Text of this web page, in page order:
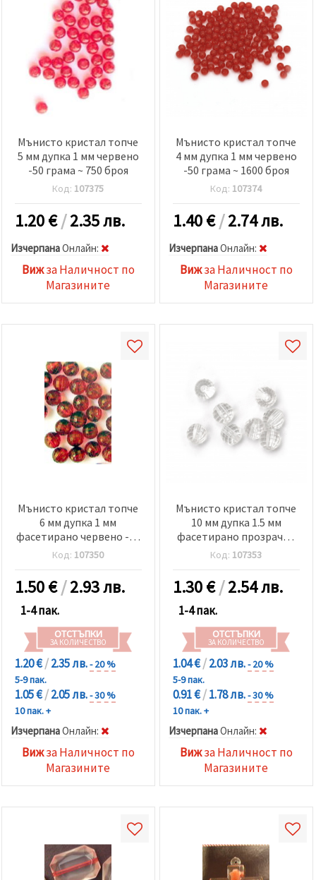
Мънисто кристал топче
5 мм дупка 1 мм червено
-50 грама ~ 750 броя
Код: 107375
1.20€/2.35 лв.
ИзчерпанаOнлайн:
Вижза Наличност по
Магазините
Мънисто кристал топче
4 мм дупка 1 мм червено
-50 грама ~ 1600 броя
Код: 107374
1.40€/2.74 лв.
ИзчерпанаOнлайн:
Вижза Наличност по
Магазините
Мънисто кристал топче
6 мм дупка 1 мм
фасетирано червено -50
грама ~ 445 броя
Код: 107350
1.50€/2.93 лв.
1-4 пак.
ОТСТЪПКИ
ЗА КОЛИЧЕСТВО
1.20 €/2.35 лв.- 20 %
5-9 пак.
1.05 €/2.05 лв.- 30 %
10 пак. +
ИзчерпанаOнлайн:
Вижза Наличност по
Магазините
Мънисто кристал топче
10 мм дупка 1.5 мм
фасетирано прозрачно
-50 грама ~ 100 броя
Код: 107353
1.30€/2.54 лв.
1-4 пак.
ОТСТЪПКИ
ЗА КОЛИЧЕСТВО
1.04 €/2.03 лв.- 20 %
5-9 пак.
0.91 €/1.78 лв.- 30 %
10 пак. +
ИзчерпанаOнлайн:
Вижза Наличност по
Магазините